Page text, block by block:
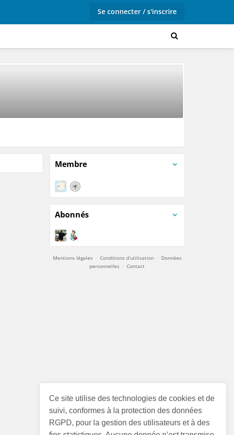
Ce site utilise des technologies de cookies et de
suivi, conformes à la protection des données
RGPD, pour la gestion des utilisateurs et à des
Se connecter / s'inscrire
Membre
Abonnés
Mentions légales· Conditions d’utilisation· Données
personnelles ·Contact